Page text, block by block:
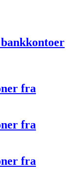
fra
fra
fra